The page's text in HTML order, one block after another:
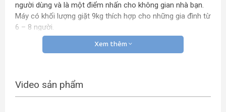
người dùng và là một điểm nhấn cho không gian nhà bạn.
Máy có khối lượng giặt 9kg thích hợp cho những gia đình từ
6 – 8 người.
Động cơ bền bỉ, tiết kiệm năng lượng
Công nghệ Digital đạt chuẩn châu Âu, giúp tiết kiệm năng
Xem thêm
Video sản phẩm